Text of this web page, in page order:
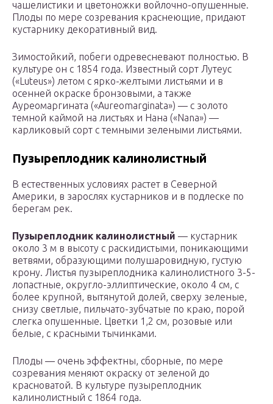
чашелистики и цветоножки войлочно-опушенные.
Плоды по мере созревания краснеющие, придают
кустарнику декоративный вид.
Зимостойкий, побеги одревесневают полностью. В
культуре он с 1854 года. Известный сорт Лутеус
(«Luteus») летом с ярко-желтыми листьями и в
осенней окраске бронзовыми, а также
Ауреомаргината («Aureomarginata») — с золото
темной каймой на листьях и Нана («Nana») —
карликовый сорт с темными зелеными листьями.
Пузыреплодник калинолистный
В естественных условиях растет в Северной
Америки, в зарослях кустарников и в подлеске по
берегам рек.
Пузыреплодник калинолистный — кустарник
около 3 м в высоту с раскидистыми, поникающими
ветвями, образующими полушаровидную, густую
крону. Листья пузыреплодника калинолистного 3-5-
лопастные, округло-эллиптические, около 4 см, с
более крупной, вытянутой долей, сверху зеленые,
снизу светлые, пильчато-зубчатые по краю, порой
слегка опушенные. Цветки 1,2 см, розовые или
белые, с красными тычинками.
Плоды — очень эффектны, сборные, по мере
созревания меняют окраску от зеленой до
красноватой. В культуре пузыреплодник
калинолистный с 1864 года.